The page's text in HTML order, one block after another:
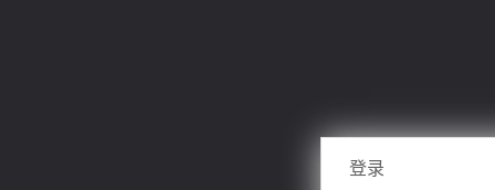
登录